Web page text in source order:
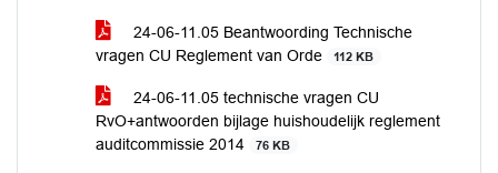
24-06-11.05 Beantwoording Technische
vragen CU Reglement van Orde
112 KB
24-06-11.05 technische vragen CU
RvO+antwoorden bijlage huishoudelijk reglement
auditcommissie 2014
76 KB